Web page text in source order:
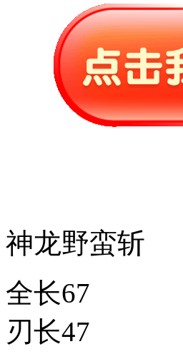
神龙野蛮斩
全长67
刃长47